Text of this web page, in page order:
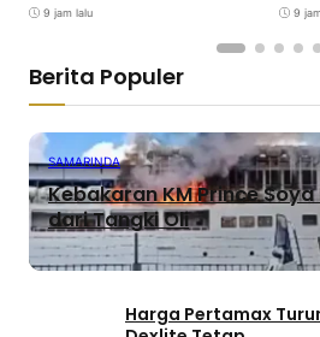
9 jam lalu 9
Berita Populer
SAMARINDA
Kebakaran KM Prince
dari Tangki Oli
Harga Pertamax